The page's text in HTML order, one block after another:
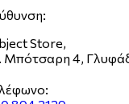
Store,
4,